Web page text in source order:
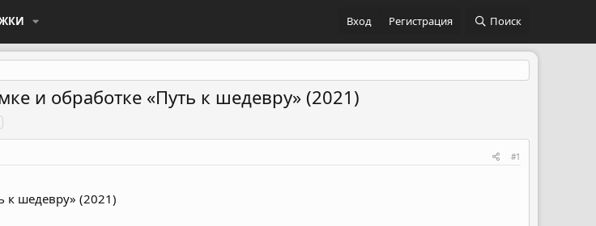
Вход Регистрация Поиск
и обработке «Путь к шедевру» (2021)
#1
к шедевру» (2021)